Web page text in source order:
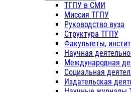
ТГПУ в СМИ
Миссия ТГПУ
Руководство вуза
Структура ТГПУ
Факультеты,
Научная
Международная
Социальная
Издательская